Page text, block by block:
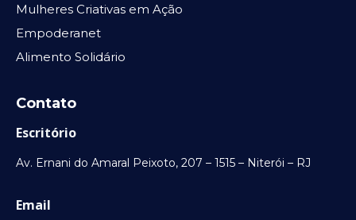
Mulheres Criativas em Ação
Empoderanet
Alimento Solidário
Contato
Escritório
Av. Ernani do Amaral Peixoto, 207 – 1515 – Niterói – RJ
Email